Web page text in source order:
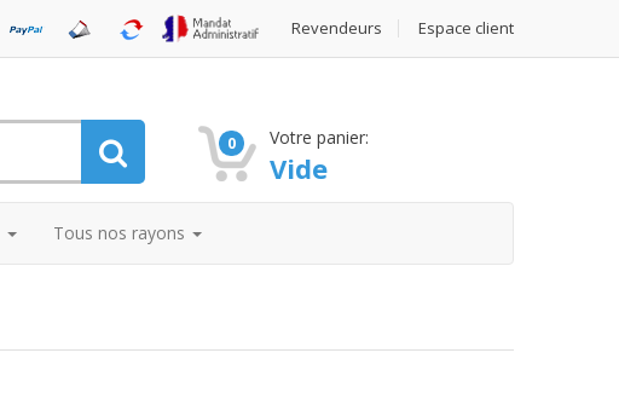
Revendeurs Espace client
0 Votre panier:
Vide
Tous nos rayons